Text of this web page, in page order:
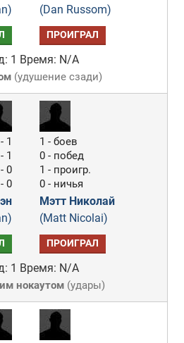
(Dan Russom)
ПРОИГРАЛ
1 Время: N/A
(удушение сзади)
1
1
0
0
1 - боев
0 - побед
1 - проигр.
0 - ничья
Мэтт Николай
(Matt Nicolai)
ПРОИГРАЛ
1 Время: N/A
нокаутом(удары)